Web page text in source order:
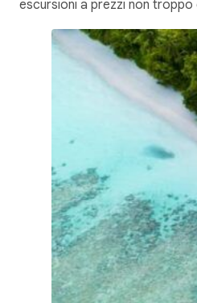
escursioni a prezzi non